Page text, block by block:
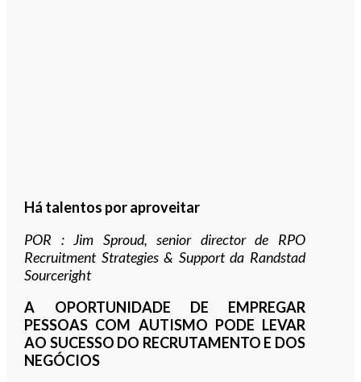
Há talentos por aproveitar
POR : Jim Sproud, senior director de RPO
Recruitment Strategies & Support da Randstad
Sourceright
A OPORTUNIDADE DE EMPREGAR
PESSOAS COM AUTISMO PODE LEVAR
AO SUCESSO DO RECRUTAMENTO E DOS
NEGÓCIOS